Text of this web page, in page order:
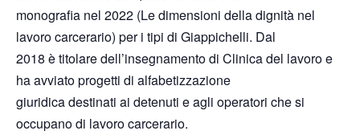
monografia nel 2022 (Le dimensioni della dignità nel
lavoro carcerario) per i tipi di Giappichelli. Dal
2018 è titolare dell’insegnamento di Clinica del lavoro e
ha avviato progetti di alfabetizzazione
giuridica destinati ai detenuti e agli operatori che si
occupano di lavoro carcerario.